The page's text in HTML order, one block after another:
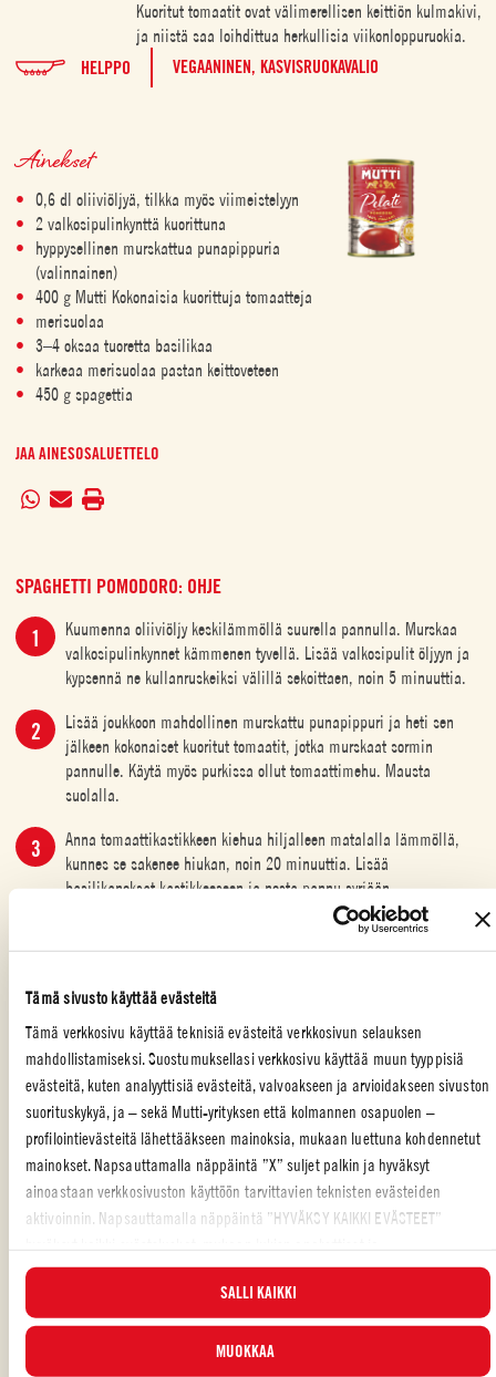
Tämä sivusto käyttää evästeitä
Tämä verkkosivu käyttää teknisiä evästeitä verkkosivun selauksen
mahdollistamiseksi. Suostumuksellasi verkkosivu käyttää muun tyyppisiä
evästeitä, kuten analyyttisiä evästeitä, valvoakseen ja arvioidakseen sivuston
suorituskykyä, ja – sekä Mutti-yrityksen että kolmannen osapuolen –
profilointievästeitä lähettääkseen mainoksia, mukaan luettuna kohdennetut
mainokset. Napsauttamalla näppäintä ”X” suljet palkin ja hyväksyt
ainoastaan verkkosivuston käyttöön tarvittavien teknisten evästeiden
aktivoinnin. Napsauttamalla näppäintä ”HYVÄKSY KAIKKI EVÄSTEET”
profilointievästeet. Voit valita milloin tahansa, mitkä evästeet hyväksyt, ja
katsella päivitettyä evästeluetteloa ”HALLINNOI”-painikkeesta. Lisätietoja
varten tutustuEvästekäytäntöömme.
SALLI KAIKKI
MUOKKAA
Kuoritut tomaatit ovat välimerellisen keittiön kulmakivi,
ja niistä saa loihdittua herkullisia viikonloppuruokia.
HELPPO VEGAANINEN, KASVISRUOKAVALIO
Ainekset
0,6 dl oliiviöljyä, tilkka myös viimeistelyyn
2 valkosipulinkynttä kuorittuna
hyppysellinen murskattua punapippuria
(valinnainen)
400 g Mutti Kokonaisia kuorittuja tomaatteja
merisuolaa
3–4 oksaa tuoretta basilikaa
karkeaa merisuolaa pastan keittoveteen
450 g spagettia
JAA AINESOSALUETTELO
SPAGHETTI POMODORO: OHJE
Kuumenna oliiviöljy keskilämmöllä suurella pannulla. Murskaa
valkosipulinkynnet kämmenen tyvellä. Lisää valkosipulit öljyyn ja
kypsennä ne kullanruskeiksi välillä sekoittaen, noin 5 minuuttia.
Lisää joukkoon mahdollinen murskattu punapippuri ja heti sen
jälkeen kokonaiset kuoritut tomaatit, jotka murskaat sormin
pannulle. Käytä myös purkissa ollut tomaattimehu. Mausta
suolalla.
Anna tomaattikastikkeen kiehua hiljalleen matalalla lämmöllä,
kunnes se sakenee hiukan, noin 20 minuuttia. Lisää
basilikanoksat kastikkeeseen ja nosta pannu syrjään.
Kiehauta suuri kattilallinen vettä pastaa varten. Mausta kiehuva
vesi runsaalla suolalla ja lisää spagetti. Sekoita välillä
pasta siivilässä. Jos tomaattikastike on ehtinyt jäähtyä kokonaan,
lämmitä sitä varovasti.
Poimi basilikanoksat kastikkeesta ja heitä ne pois. Kaada spagetti
siivilästä pannulle. Lämmitä keskilämmöllä ja anna spagetin
sekoittua tomaattikastikkeeseen. Kaada joukkoon tilkka oliiviöljyä
ja tarjoa välittömästi.
Piditkö reseptistä?
ARVOSTELE JA JAA KAVEREILLESI